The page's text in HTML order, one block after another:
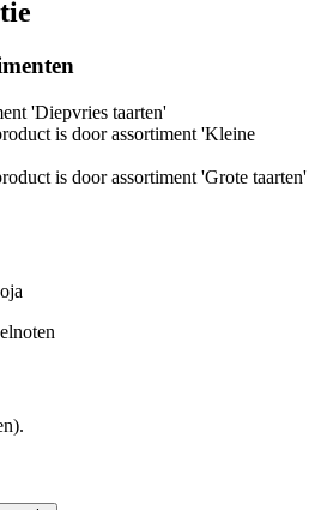
'Diepvries taarten'
is door assortiment 'Kleine
is door assortiment 'Grote taarten'